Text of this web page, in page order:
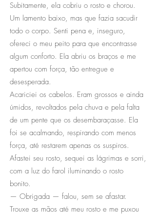
Subitamente, ela cobriu o rosto e chorou.
Um lamento baixo, mas que fazia sacudir
todo o corpo. Senti pena e, inseguro,
ofereci o meu peito para que encontrasse
algum conforto. Ela abriu os braços e me
apertou com força, tão entregue e
desesperada.
Acariciei os cabelos. Eram grossos e ainda
úmidos, revoltados pela chuva e pela falta
de um pente que os desembaraçasse. Ela
foi se acalmando, respirando com menos
força, até restarem apenas os suspiros.
Afastei seu rosto, sequei as lágrimas e sorri,
com a luz do farol iluminando o rosto
bonito.
— Obrigada — falou, sem se afastar.
Trouxe as mãos até meu rosto e me puxou